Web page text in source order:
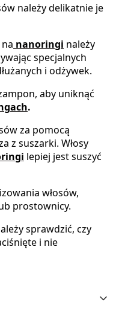
ów należydelikatnie je
na nanoringi należy
ywając specjalnych
łużanych i odżywek.
ampon, aby uniknąć
ach.
ówza pomocą
z suszarki. Włosy
i lepiej jestsuszyć
izowania włosów,
prostownicy.
ależysprawdzić, czy
śnięte i nie